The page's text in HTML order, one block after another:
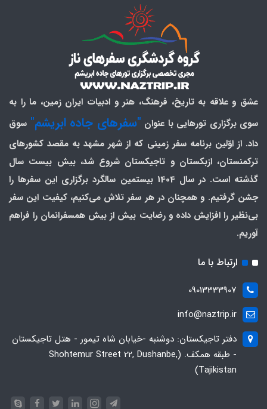
عشق و علاقه به تاریخ، فرهنگ، هنر و ادبیات ایران زمین، ما را به
سوی برگزاری تورهایی با عنوان "سفرهای جاده ابریشم" سوق
داد. از اوّلین برنامه سفر زمینی که از شهر مشهد به مقصد کشورهای
ترکمنستان، ازبکستان و تاجیکستان شروع شد، بیش بیست سال
گذشته است. در سال 1404 بیستمین سالگرد برگزاری این سفرها را
جشن گرفتیم. و همچنان در هر سفر تلاش می‌کنیم، کیفیت این سفر
بی‌نظیر را افزایش داده و رضایت بیش از بیش همسفرانمان را فراهم
آوریم.
ارتباط با ما
09013333907
info@naztrip.ir
دفتر تاجیکستان: دوشنبه -خیابان شاه تیمور - هتل تاجیکستان
- طبقه همکف. (Shohtemur Street 22, Dushanbe,
Tajikistan)